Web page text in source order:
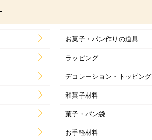
お菓子・パン作りの道具
ラッピング
デコレーション・トッピング
和菓子材料
菓子・パン袋
お手軽材料